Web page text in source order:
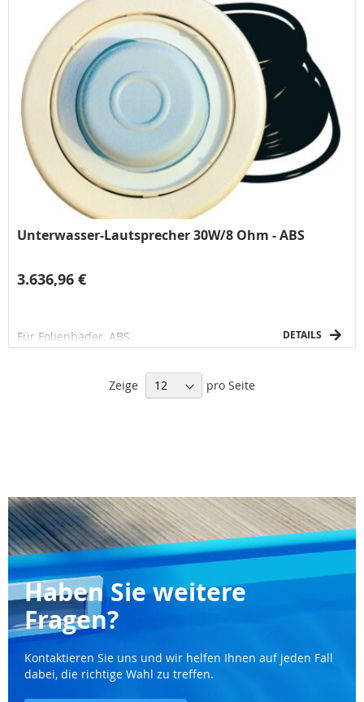
Unterwasser-Lautsprecher 30W/8 Ohm - ABS
3.636,96 €
Für Folienbäder, ABS. DETAILS
Zeige pro Seite
Haben Sie weitere
Fragen?
Kontaktieren Sie uns und wir helfen Ihnen auf jeden Fall
dabei, die richtige Wahl zu treffen.